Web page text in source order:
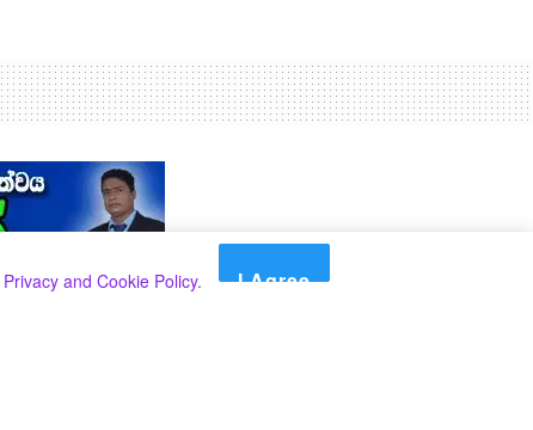
Privacy and Cookie Policy. I Agree